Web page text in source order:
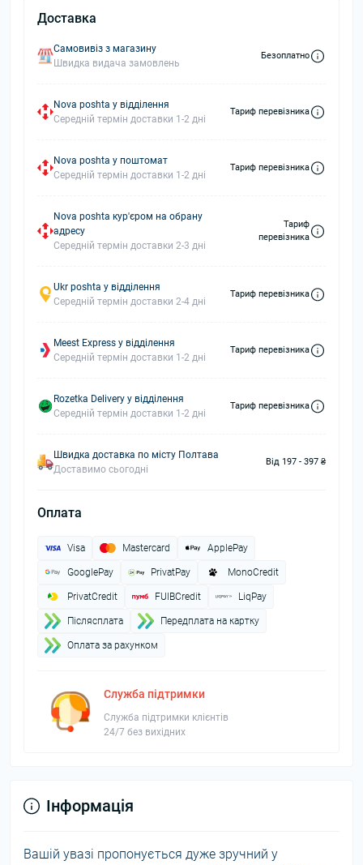
Доставка
Самовивіз з магазину
Швидка видача замовлень
Безоплатно
Nova poshta у відділення
Середній термін доставки 1-2 дні
Тариф перевізника
Nova poshta у поштомат
Середній термін доставки 1-2 дні
Тариф перевізника
Nova poshta кур'єром на обрану
адресу
Середній термін доставки 2-3 дні
Тариф
перевізника
Ukr poshta у відділення
Середній термін доставки 2-4 дні
Тариф перевізника
Meest Express у відділення
Середній термін доставки 1-2 дні
Тариф перевізника
Rozetka Delivery у відділення
Середній термін доставки 1-2 дні
Тариф перевізника
Швидка доставка по місту Полтава
Доставимо сьогодні
Від 197 - 397 ₴
Оплата
Visa Mastercard ApplePay
GooglePay PrivatPay MonoCredit
PrivatCredit FUIBCredit LiqPay
Пiслясплата Передплата на картку
Оплата за рахунком
Служба підтримки
Служба підтримки клієнтів
24/7 без вихідних
Інформація
Вашій увазі пропонується дуже зручний у